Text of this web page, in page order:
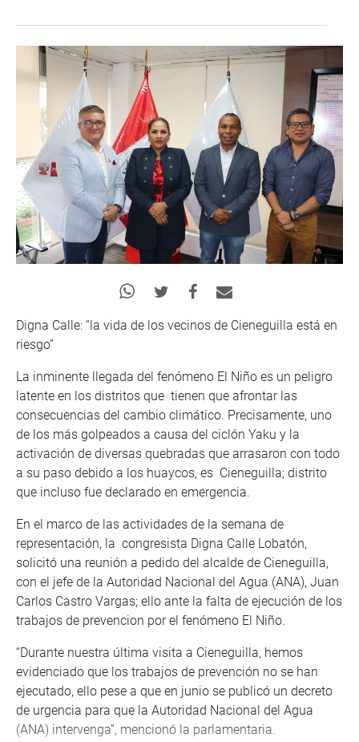
Digna Calle: “la vida de los vecinos de Cieneguilla está en
riesgo”
La inminente llegada del fenómeno El Niño es un peligro
latente en los distritos que tienen que afrontar las
consecuencias del cambio climático. Precisamente, uno
de los más golpeados a causa del ciclón Yaku y la
activación de diversas quebradas que arrasaron con todo
a su paso debido a los huaycos, es Cieneguilla; distrito
que incluso fue declarado en emergencia.
En el marco de las actividades de la semana de
representación, la congresista Digna Calle Lobatón,
solicitó una reunión a pedido del alcalde de Cieneguilla,
con el jefe de la Autoridad Nacional del Agua (ANA), Juan
Carlos Castro Vargas; ello ante la falta de ejecución de los
trabajos de prevencion por el fenómeno El Niño.
“Durante nuestra última visita a Cieneguilla, hemos
evidenciado que los trabajos de prevención no se han
ejecutado, ello pese a que en junio se publicó un decreto
de urgencia para que la Autoridad Nacional del Agua
(ANA) intervenga”, mencionó la parlamentaria.